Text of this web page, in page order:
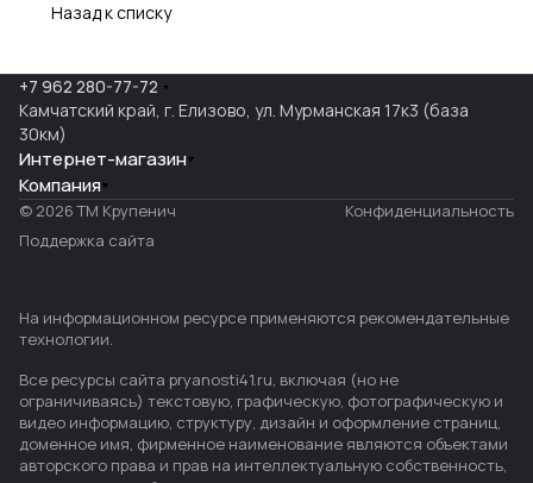
Назад к списку
+7 962 280-77-72
Камчатский край, г. Елизово, ул. Мурманская 17к3 (база
30км)
Интернет-магазин
Компания
© 2026 ТМ Крупенич
Конфиденциальность
Поддержка сайта
На информационном ресурсе применяются рекомендательные
технологии.
Все ресурсы сайта pryanosti41.ru, включая (но не
ограничиваясь) текстовую, графическую, фотографическую и
видео информацию, структуру, дизайн и оформление страниц,
доменное имя, фирменное наименование являются объектами
авторского права и прав на интеллектуальную собственность,